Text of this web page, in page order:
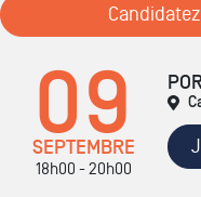
09
SEPTEMBRE
18h00 - 20h00